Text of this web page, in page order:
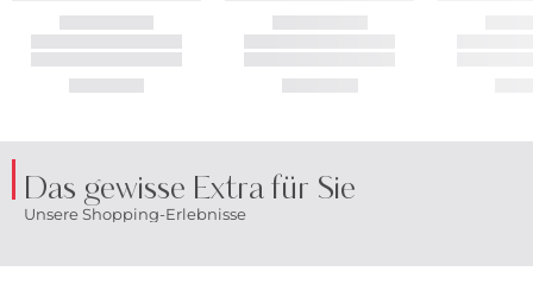
Das gewisse Extra für Sie
Unsere Shopping-Erlebnisse